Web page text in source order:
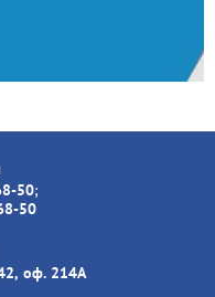
50;
50
оф. 214А